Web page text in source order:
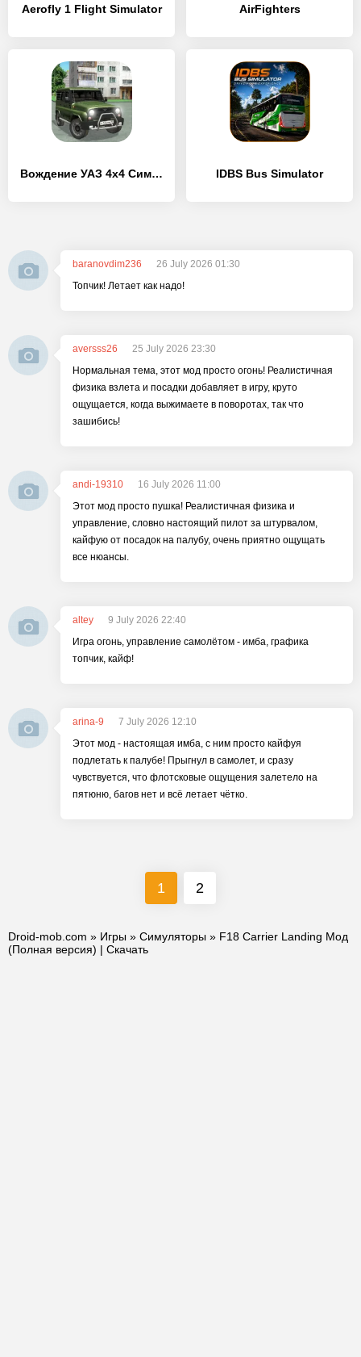
Aerofly 1 Flight Simulator AirFighters
Вождение УАЗ 4х4 Симулятор IDBS Bus Simulator
baranovdim236
26 July 2026 01:30
Топчик! Летает как надо!
aversss26
25 July 2026 23:30
Нормальная тема, этот мод просто огонь! Реалистичная
физика взлета и посадки добавляет в игру, круто
ощущается, когда выжимаете в поворотах, так что
зашибись!
andi-19310
16 July 2026 11:00
Этот мод просто пушка! Реалистичная физика и
управление, словно настоящий пилот за штурвалом,
кайфую от посадок на палубу, очень приятно ощущать
все нюансы.
altey
9 July 2026 22:40
Игра огонь, управление самолётом - имба, графика
топчик, кайф!
arina-9
7 July 2026 12:10
Этот мод - настоящая имба, с ним просто кайфуя
подлетать к палубе! Прыгнул в самолет, и сразу
чувствуется, что флотсковые ощущения залетело на
пятюню, багов нет и всё летает чётко.
1 2
Droid-mob.com » Игры » Симуляторы » F18 Carrier Landing Мод
(Полная версия) | Скачать